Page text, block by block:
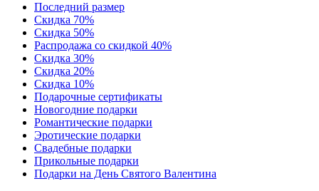
Последний размер
Скидка 70%
Скидка 50%
Распродажа со скидкой 40%
Скидка 30%
Скидка 20%
Скидка 10%
Подарочные сертификаты
Новогодние подарки
Романтические подарки
Эротические подарки
Свадебные подарки
Прикольные подарки
Подарки на День Святого Валентина